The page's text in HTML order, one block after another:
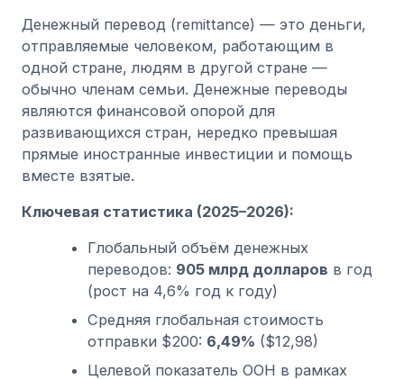
Денежный перевод (remittance) — это деньги,
отправляемые человеком, работающим в
одной стране, людям в другой стране —
обычно членам семьи. Денежные переводы
являются финансовой опорой для
развивающихся стран, нередко превышая
прямые иностранные инвестиции и помощь
вместе взятые.
Ключевая статистика (2025–2026):
Глобальный объём денежных
переводов: 905 млрд долларов в год
(рост на 4,6% год к году)
Средняя глобальная стоимость
отправки $200: 6,49% ($12,98)
Целевой показатель ООН в рамках